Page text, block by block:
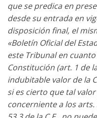
que se predica en
desde su entrada en
disposición final, el
«Boletín Oficial del
este Tribunal en
Constitución (art. 1 de
indubitable valor de la
si es cierto que tal
concerniente a los